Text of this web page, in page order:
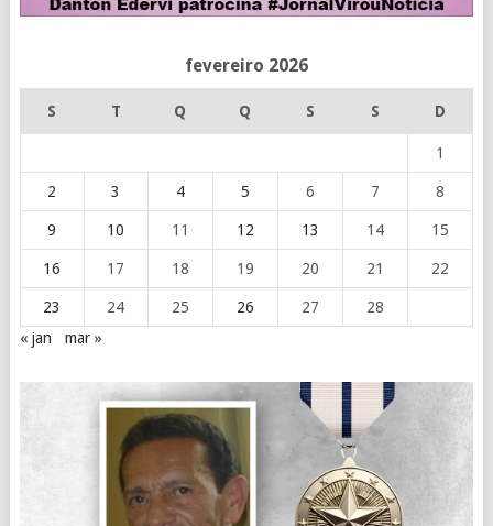
fevereiro 2026
S T Q Q S S D
1
2 3 4 5 6 7 8
9 10 11 12 13 14 15
16 17 18 19 20 21 22
23 24 25 26 27
28
« jan
mar »